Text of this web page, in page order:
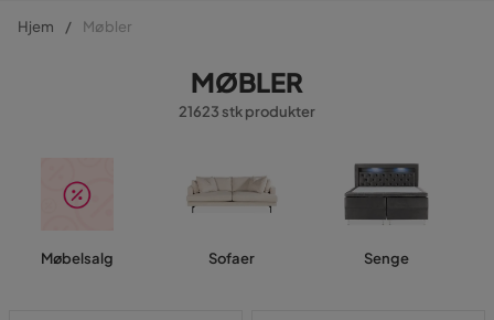
Hjem Møbler
MØBLER
21623 stk produkter
Møbelsalg Sofaer Senge